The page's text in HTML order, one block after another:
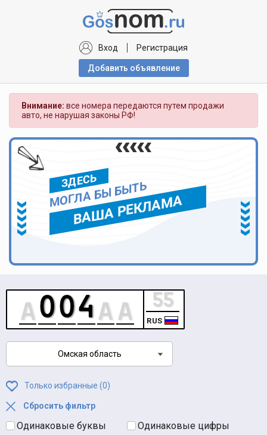
Вход Регистрация
Добавить объявлениe
Внимание: все номера передаются путем продажи
авто, не нарушая законы РФ!
ЗДЕСЬ
МОГЛА БЫ БЫТЬ
ВАША РЕКЛАМА
RUS
Омская область
Только избранные (0)
Сбросить фильтр
Одинаковые буквы
Одинаковые цифры